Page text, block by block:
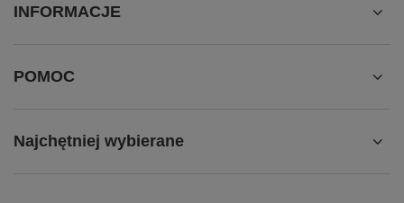
INFORMACJE
POMOC
Najchętniej wybierane